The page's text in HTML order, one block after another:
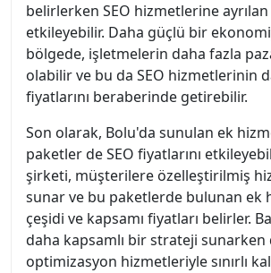
belirlerken SEO hizmetlerine ayrılan
etkileyebilir. Daha güçlü bir
bölgede, işletmelerin daha fazla
olabilir ve bu da SEO hizmetlerinin
fiyatlarını beraberinde getirebilir.
Son olarak, Bolu'da sunulan ek
paketler de SEO fiyatlarını
şirketi, müşterilere özelleştirilmiş
sunar ve bu paketlerde bulunan ek
çeşidi ve kapsamı fiyatları belirler.
daha kapsamlı bir strateji
optimizasyon hizmetleriyle sınırlı